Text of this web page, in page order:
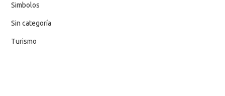
Simbolos
Sin categoría
Turismo